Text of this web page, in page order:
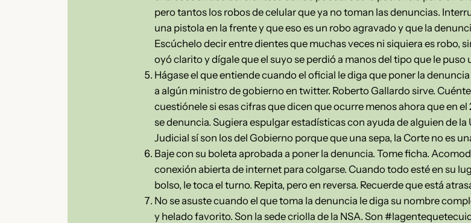
pero tantos los robos de celular que ya no toman las denuncias.
una pistola en la frente y que eso es un robo agravado y que la
Escúchelo decir entre dientes que muchas veces ni siquiera es robo,
oyó clarito y dígale que el suyo se perdió a manos del tipo que le puso
Hágase el que entiende cuando el oficial le diga que poner la
a algún ministro de gobierno en twitter. Roberto Gallardo sirve.
cuestiónele si esas cifras que dicen que ocurre menos ahora que en
se denuncia. Sugiera espulgar estadísticas con ayuda de alguien de
Judicial sí son los del Gobierno porque que una sepa, la Corte no es
Baje con su boleta aprobada a poner la denuncia. Tome ficha.
conexión abierta de internet para colgarse. Cuando todo esté en su
bolso, le toca el turno. Repita, pero en reversa. Recuerde que está
No se asuste cuando el que toma la denuncia le diga su nombre
y helado favorito. Son la sede criolla de la NSA. Son